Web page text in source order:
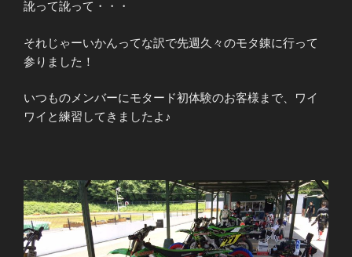
訛って訛って・・・
それじゃーいかんってな訳で先週久々のモタ錬に行って
参りました！
いつものメンバーにモタード初体験のお客様まで、ワイ
ワイと練習してきましたよ♪